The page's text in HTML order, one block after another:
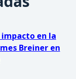
en la
Breiner en